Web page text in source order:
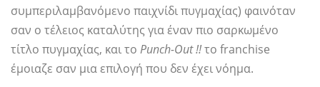
συμπεριλαμβανόμενο παιχνίδι πυγμαχίας) φαινόταν
σαν ο τέλειος καταλύτης για έναν πιο σαρκωμένο
τίτλο πυγμαχίας, και το Punch-Out !!το franchise
έμοιαζε σαν μια επιλογή που δεν έχει νόημα.